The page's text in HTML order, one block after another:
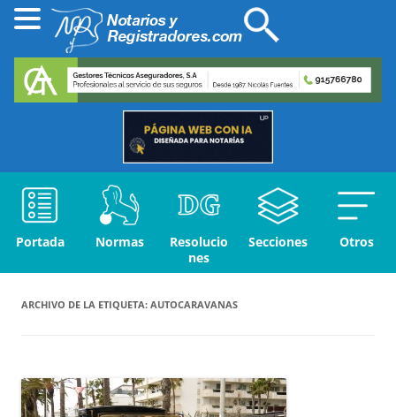
Portada Normas
Resolucio
nes
Secciones Otros
ARCHIVO DE LA ETIQUETA: AUTOCARAVANAS